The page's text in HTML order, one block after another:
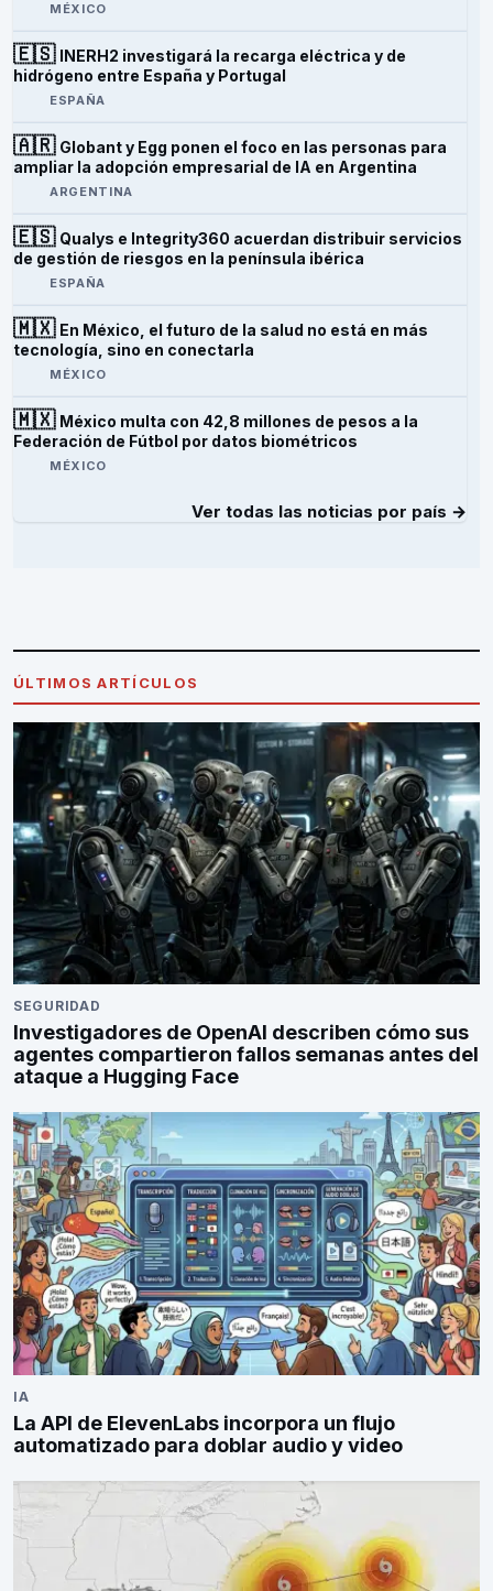
MÉXICO
🇪🇸 INERH2 investigará la recarga eléctrica y de
hidrógeno entre España y Portugal
ESPAÑA
🇦🇷 Globant y Egg ponen el foco en las personas para
ampliar la adopción empresarial de IA en Argentina
ARGENTINA
🇪🇸 Qualys e Integrity360 acuerdan distribuir servicios
de gestión de riesgos en la península ibérica
ESPAÑA
🇲🇽 En México, el futuro de la salud no está en más
tecnología, sino en conectarla
MÉXICO
🇲🇽 México multa con 42,8 millones de pesos a la
Federación de Fútbol por datos biométricos
MÉXICO
Ver todas las noticias por país →
ÚLTIMOS ARTÍCULOS
SEGURIDAD
Investigadores de OpenAI describen cómo sus
agentes compartieron fallos semanas antes del
ataque a Hugging Face
IA
La API de ElevenLabs incorpora un flujo
automatizado para doblar audio y video